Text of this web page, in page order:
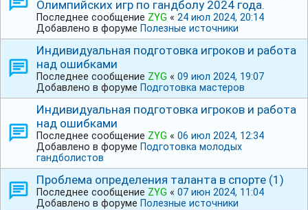
Олимпийских игр по гандболу 2024 года.
Последнее сообщение ZYG « 24 июл 2024, 20:14
Добавлено в форуме Полезные источники
Индивидуальная подготовка игроков и работа
над ошибками
Последнее сообщение ZYG « 09 июл 2024, 19:07
Добавлено в форуме Подготовка мастеров
Индивидуальная подготовка игроков и работа
над ошибками
Последнее сообщение ZYG « 06 июл 2024, 12:34
Добавлено в форуме Подготовка молодых
гандболистов
Проблема определения таланта в спорте (1)
Последнее сообщение ZYG « 07 июн 2024, 11:04
Добавлено в форуме Полезные источники